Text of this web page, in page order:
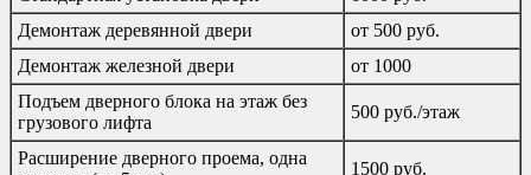
Демонтаж деревянной двери
от 500 руб.
Демонтаж железной двери
от 1000
Подъем дверного блока на этаж без
грузового лифта
500 руб./этаж
Расширение дверного проема, одна
1500 руб.